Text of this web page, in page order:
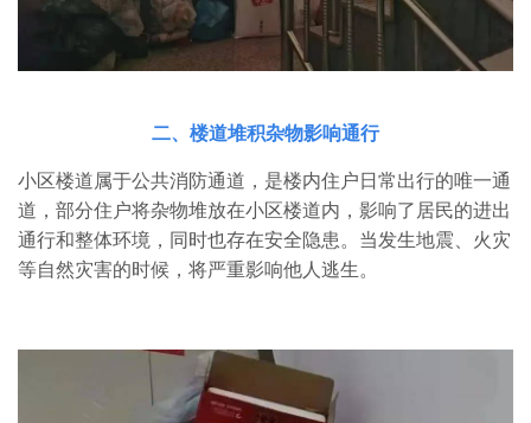
二、楼道堆积杂物影响通行
小区楼道属于公共消防通道，是楼内住户日常出行的唯一通
道，部分住户将杂物堆放在小区楼道内，影响了居民的进出
通行和整体环境，同时也存在安全隐患。当发生地震、火灾
等自然灾害的时候，将严重影响他人逃生。